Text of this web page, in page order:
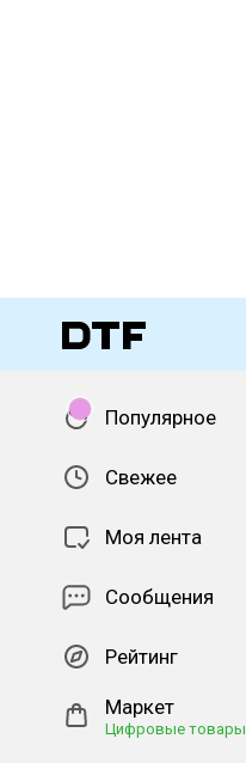
Популярное
Свежее
Моя лента
Сообщения
Рейтинг
Маркет
Цифровые товары